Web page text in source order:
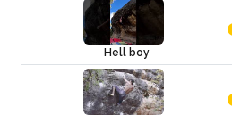
Hell boy